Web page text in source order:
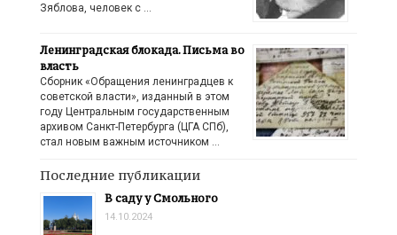
Зяблова, человек с …
Ленинградская блокада. Письма во
власть
Сборник «Обращения ленинградцев к
советской власти», изданный в этом
году Центральным государственным
архивом Санкт-Петербурга (ЦГА СПб),
стал новым важным источником …
Последние публикации
В саду у Смольного
14.10.2024